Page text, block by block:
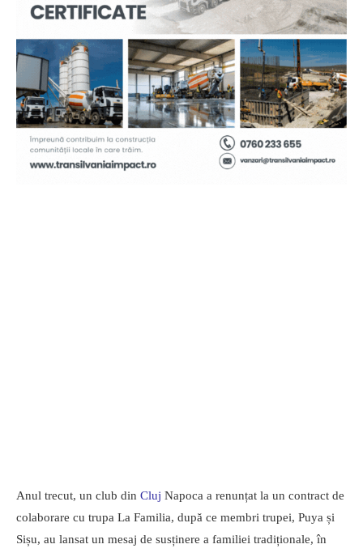
Anul trecut, un club din Cluj Napoca a renunțat la un contract de
colaborare cu trupa La Familia, după ce membri trupei, Puya și
Sișu, au lansat un mesaj de susținere a familiei tradiționale, în